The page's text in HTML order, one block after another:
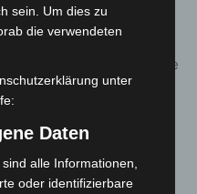
eine personalisierte
erhalten. Durch eine
des Standards hat
und es konnten
Operation geschaffen
Anna Saborowski.
sein. Um dies zu
die verwendeten
unter
Daten
alle Informationen,
oder identifizierbare